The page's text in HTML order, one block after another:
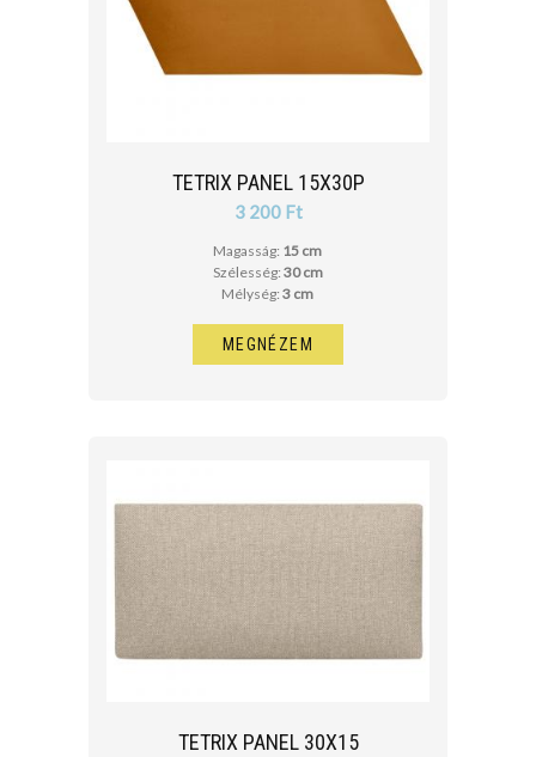
TETRIX PANEL 15X30P
3 200 Ft
Magasság: 15 cm
Szélesség: 30 cm
Mélység:3 cm
MEGNÉZEM
TETRIX PANEL 30X15